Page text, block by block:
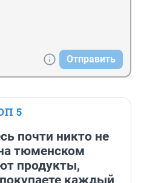
Отправить
5
почти никто не
тюменском
продукты,
каждый